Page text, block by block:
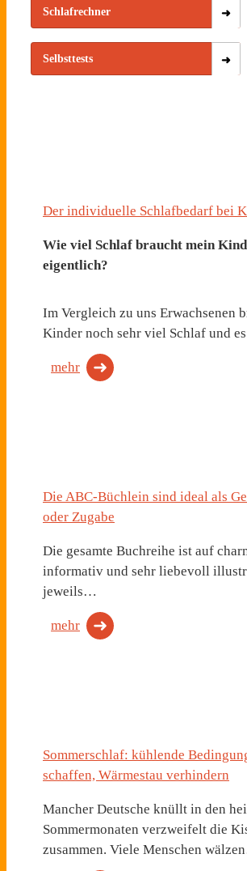
Schlafrechner
Selbsttests
Der individuelle Schlafbedarf bei
Wie viel Schlaf braucht mein Kind
eigentlich?
Im Vergleich zu uns Erwachsenen
Kinder noch sehr viel Schlaf und
mehr
Die ABC-Büchlein sind ideal als
oder Zugabe
Die gesamte Buchreihe ist auf
informativ und sehr liebevoll
jeweils…
mehr
Sommerschlaf: kühlende
schaffen, Wärmestau verhindern
Mancher Deutsche knüllt in den
Sommermonaten verzweifelt die
zusammen. Viele Menschen